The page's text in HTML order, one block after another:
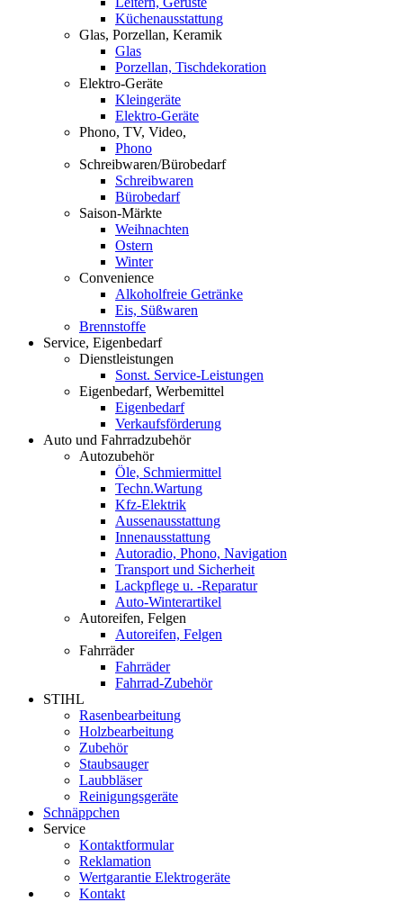
Küchenausstattung
Glas, Porzellan, Keramik
Glas
Porzellan, Tischdekoration
Elektro-Geräte
Kleingeräte
Elektro-Geräte
Phono, TV, Video,
Phono
Schreibwaren/Bürobedarf
Schreibwaren
Bürobedarf
Saison-Märkte
Weihnachten
Ostern
Winter
Convenience
Alkoholfreie Getränke
Eis, Süßwaren
Brennstoffe
Service, Eigenbedarf
Dienstleistungen
Sonst. Service-Leistungen
Eigenbedarf, Werbemittel
Eigenbedarf
Verkaufsförderung
Auto und Fahrradzubehör
Autozubehör
Öle, Schmiermittel
Techn.Wartung
Kfz-Elektrik
Aussenausstattung
Innenausstattung
Autoradio, Phono, Navigation
Transport und Sicherheit
Lackpflege u. -Reparatur
Auto-Winterartikel
Autoreifen, Felgen
Autoreifen, Felgen
Fahrräder
Fahrräder
Fahrrad-Zubehör
STIHL
Rasenbearbeitung
Holzbearbeitung
Zubehör
Staubsauger
Laubbläser
Reinigungsgeräte
Schnäppchen
Service
Kontaktformular
Reklamation
Wertgarantie Elektrogeräte
Kontakt